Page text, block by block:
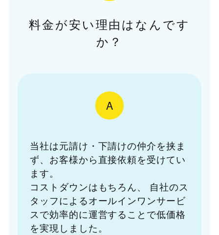
料金が安い理由はなんです
か？
A
当社は元請け・下請けの仲介を挟ま
ず、お客様から直接依頼を受けてい
ます。
コストダウンはもちろん、
自社のス
タッフによるオールインワンサービ
スで効率的に運営することで低価格
を実現しました。